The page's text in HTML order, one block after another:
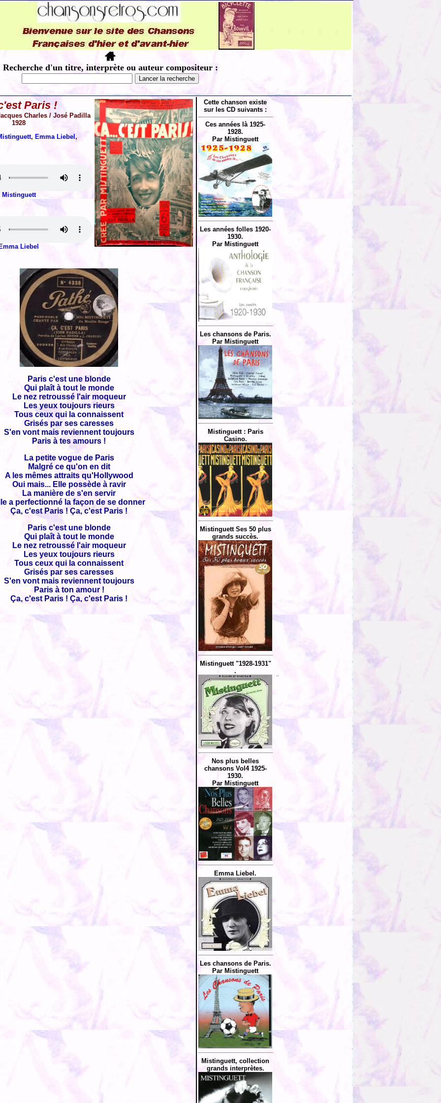
Recherche d'un titre, interprète ou auteur compositeur :
Paris !
Charles / José Padilla
1928
, Emma Liebel ,
Mistinguett
Liebel
Paris c'est une blonde
Qui plaît à tout le monde
Le nez retroussé l'air moqueur
Les yeux toujours rieurs
Tous ceux qui la connaissent
Grisés par ses caresses
S'en vont mais reviennent toujours
Paris à tes amours !
La petite vogue de Paris
Malgré ce qu'on en dit
A les mêmes attraits qu'Hollywood
Oui mais... Elle possède à ravir
La manière de s'en servir
a perfectionné la façon de se donner
Ça, c'est Paris ! Ça, c'est Paris !
Paris c'est une blonde
Qui plaît à tout le monde
Le nez retroussé l'air moqueur
Les yeux toujours rieurs
Tous ceux qui la connaissent
Grisés par ses caresses
S'en vont mais reviennent toujours
Paris à ton amour !
Ça, c'est Paris ! Ça, c'est Paris !
Cette chanson existe
sur les CD suivants :
Ces années là 1925-
1928.
Par Mistinguett
Les années folles 1920-
1930.
Par Mistinguett
Les chansons de Paris.
Par Mistinguett
Mistinguett : Paris
Casino.
Mistinguett Ses 50 plus
grands succès.
Mistinguett "1928-1931"
.
Nos plus belles
chansons Vol4 1925-
1930.
Par Mistinguett
Emma Liebel.
Les chansons de Paris.
Par Mistinguett
Mistinguett, collection
grands interprètes.